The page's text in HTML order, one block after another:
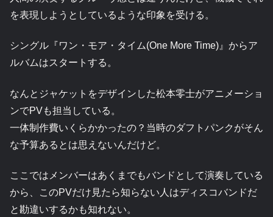
を表現しようとしているような印象を受ける。
シングル『ワン・モア・タイム(One More Time)』からア
ルバムはスタートする。
なんとジャケットをデザインした松本零士がアニメーショ
ンでPVも担当している。
一体制作費いくらかかったの？当時のダフトパンクがそん
な予算あるとは思えないんだけど。
ここではメンバーはあくまでもバンドとして演奏している
から、このPVだけ見たら知らない人はディスコバンドだ
と勘違いするかも知れない。